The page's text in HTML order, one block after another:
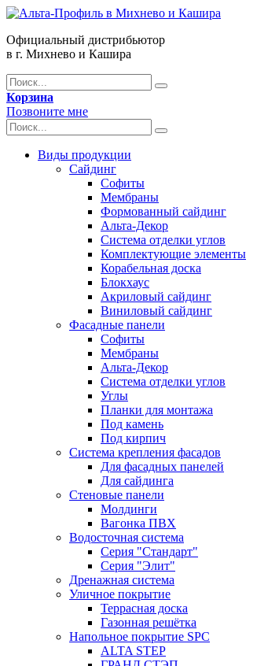
Официальный дистрибьютор
в г. Михнево и Кашира
Корзина
Позвоните мне
Виды продукции
Сайдинг
Софиты
Мембраны
Формованный сайдинг
Альта-Декор
Система отделки углов
Комплектующие элементы
Корабельная доска
Блокхаус
Акриловый сайдинг
Виниловый сайдинг
Фасадные панели
Софиты
Мембраны
Альта-Декор
Система отделки углов
Углы
Планки для монтажа
Под камень
Под кирпич
Система крепления фасадов
Для фасадных панелей
Для сайдинга
Стеновые панели
Молдинги
Вагонка ПВХ
Водосточная система
Серия "Стандарт"
Серия "Элит"
Дренажная система
Уличное покрытие
Террасная доска
Газонная решётка
Напольное покрытие SPC
ALTA STEP